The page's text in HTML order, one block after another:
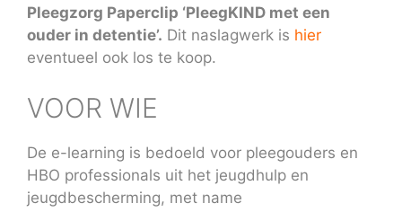
Pleegzorg Paperclip ‘PleegKIND met een
ouder in detentie’. Dit naslagwerk is hier
eventueel ook los te koop.
VOOR WIE
De e-learning is bedoeld voor pleegouders en
HBO professionals uit het jeugdhulp en
jeugdbescherming, met name